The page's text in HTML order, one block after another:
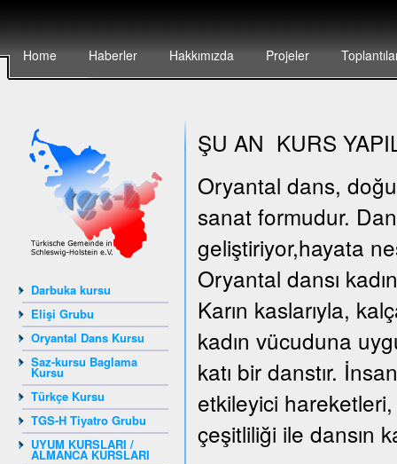
Home Haberler Hakkımızda Projeler
Darbuka kursu
Elişi Grubu
Oryantal Dans Kursu
Saz-kursu Baglama
Kursu
Türkçe Kursu
TGS-H Tiyatro Grubu
UYUM KURSLARI /
ALMANCA KURSLARI
ŞU AN KURS
Oryantal dans,
sanat formudur.
geliştiriyor,hayata
Oryantal dansı
Karın kaslarıyla,
kadın vücuduna
katı bir danstır.
etkileyici
çeşitliliği ile dansın